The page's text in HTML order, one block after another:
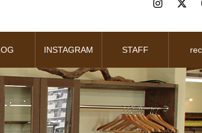
INSTAGRAM STAFF